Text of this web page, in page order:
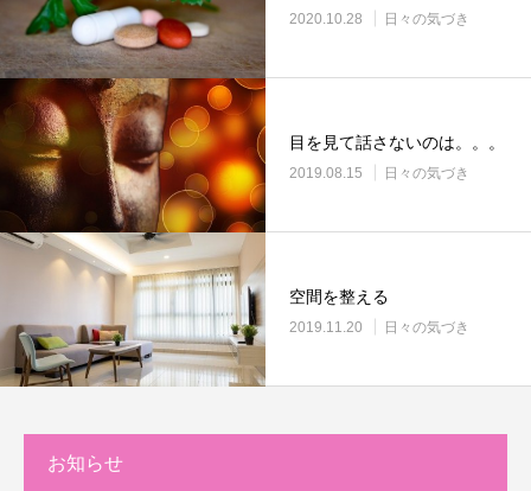
2020.10.28 日々の気づき
目を見て話さないのは。。。
2019.08.15 日々の気づき
空間を整える
2019.11.20 日々の気づき
お知らせ